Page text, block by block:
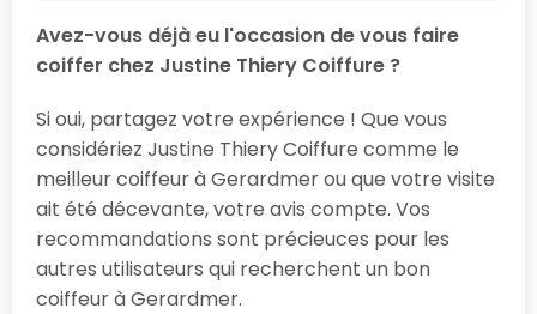
Avez-vous déjà eu l'occasion de vous faire
coiffer chez Justine Thiery Coiffure ?
Si oui, partagez votre expérience ! Que vous
considériez Justine Thiery Coiffure comme le
meilleur coiffeur à Gerardmer ou que votre visite
ait été décevante, votre avis compte. Vos
recommandations sont précieuces pour les
autres utilisateurs qui recherchent un bon
coiffeur à Gerardmer.